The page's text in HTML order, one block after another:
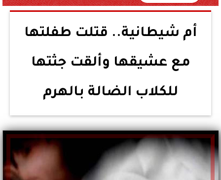
أم شيطانية.. قتلت طفلتها
مع عشيقها وألقت جثتها
للكلاب الضالة بالهرم